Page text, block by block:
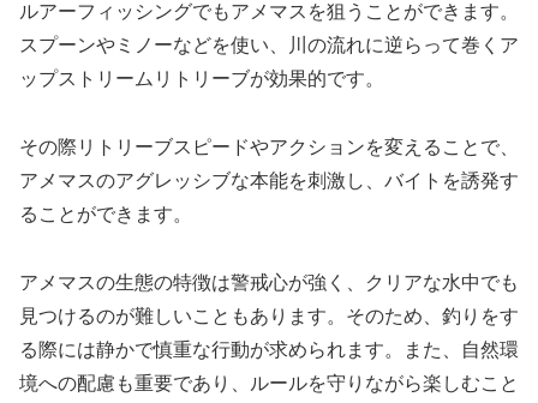
ルアーフィッシングでもアメマスを狙うことができます。
スプーンやミノーなどを使い、川の流れに逆らって巻くア
ップストリームリトリーブが効果的です。
その際リトリーブスピードやアクションを変えることで、
アメマスのアグレッシブな本能を刺激し、バイトを誘発す
ることができます。
アメマスの生態の特徴は警戒心が強く、クリアな水中でも
見つけるのが難しいこともあります。そのため、釣りをす
る際には静かで慎重な行動が求められます。また、自然環
境への配慮も重要であり、ルールを守りながら楽しむこと